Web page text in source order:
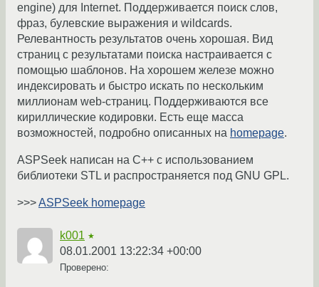
engine) для Internet. Поддерживается поиск слов,
фраз, булевские выражения и wildcards.
Релевантность результатов очень хорошая. Вид
страниц с результатами поиска настраивается с
помощью шаблонов. На хорошем железе можно
индексировать и быстро искать по нескольким
миллионам web-страниц. Поддерживаются все
кириллические кодировки. Есть еще масса
возможностей, подробно описанных на homepage.
ASPSeek написан на C++ с использованием
библиотеки STL и распространяется под GNU GPL.
>>>ASPSeek homepage
k001 ★
08.01.2001 13:22:34 +00:00
Проверено: